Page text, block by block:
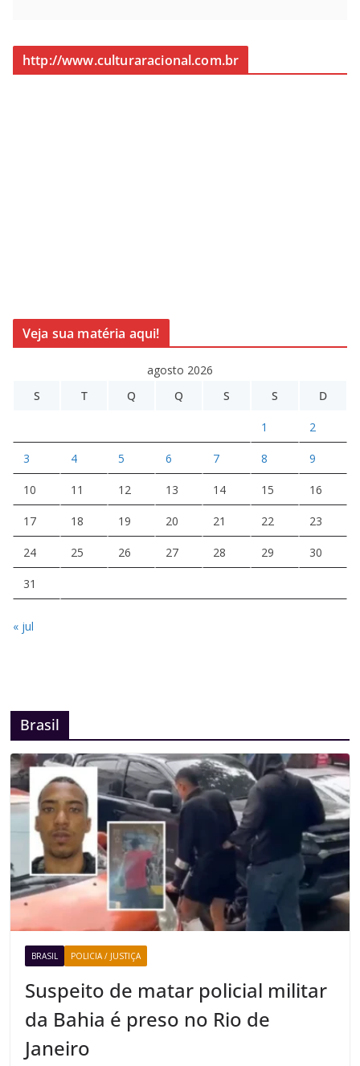
http://www.culturaracional.com.br
Veja sua matéria aqui!
agosto 2026
S
T Q Q S S D
1 2
3 4 5 6 7 8 9
10 11 12 13 14 15 16
17 18 19 20 21 22 23
24 25 26 27 28 29 30
31
« jul
Brasil
BRASIL POLICIA / JUSTIÇA
Suspeito de matar policial militar
da Bahia é preso no Rio de
Janeiro